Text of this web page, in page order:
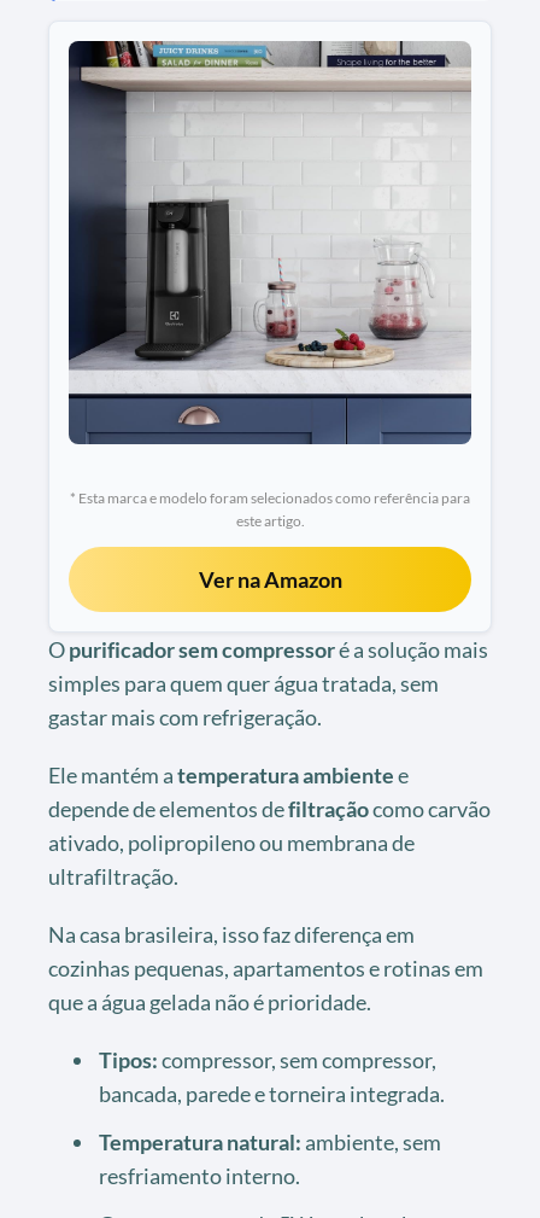
* Esta marca e modelo foram selecionados como referência para
este artigo.
Ver na Amazon
Opurificador sem compressoré a solução mais
simples para quem quer água tratada, sem
gastar mais com refrigeração.
Ele mantém atemperatura ambientee
depende de elementos defiltraçãocomo carvão
ativado, polipropileno ou membrana de
ultrafiltração.
Na casa brasileira, isso faz diferença em
cozinhas pequenas, apartamentos e rotinas em
que a água gelada não é prioridade.
Tipos:compressor, sem compressor,
bancada, parede e torneira integrada.
Temperatura natural: ambiente, sem
resfriamento interno.